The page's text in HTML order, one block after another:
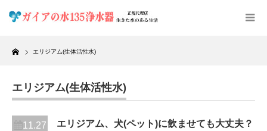
Home
エリジアム(生体活性水)
エリジアム(生体活性水)
11.27 エリジアム、犬(ペット)に飲ませても大丈夫？